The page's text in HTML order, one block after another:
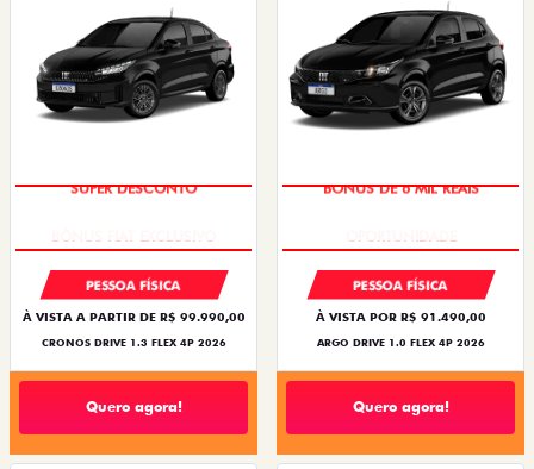
SUPER DESCONTO
PESSOA FÍSICA
À VISTA A PARTIR DE R$ 99.990,00
CRONOS DRIVE 1.3 FLEX 4P 2026
Quero agora!
BÔNUS DE 6 MIL REAIS
PESSOA FÍSICA
À VISTA POR R$ 91.490,00
ARGO DRIVE 1.0 FLEX 4P 2026
Quero agora!